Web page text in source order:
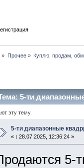
» Прочее» Куплю, продам,
5-ти
эту тему.
5-ти диапазонные
« : 28.07.2025, 12:36:24 »
5-